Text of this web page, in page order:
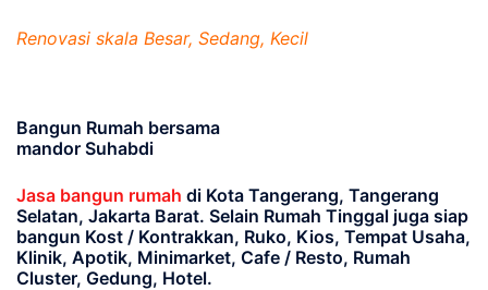
Renovasi skala Besar, Sedang, Kecil
Bangun Rumah bersama
mandor Suhabdi
Jasa bangun rumah di Kota Tangerang, Tangerang
Selatan, Jakarta Barat. Selain Rumah Tinggal juga siap
bangun Kost / Kontrakkan, Ruko, Kios, Tempat Usaha,
Klinik, Apotik, Minimarket, Cafe / Resto, Rumah
Cluster, Gedung, Hotel.